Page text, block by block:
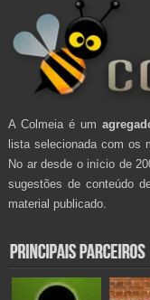
A Colmeia é um
lista selecionada com os
No ar desde o início de
sugestões de conteúdo
material publicado.